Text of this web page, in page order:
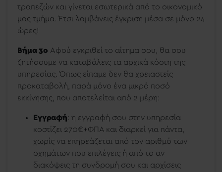
τραπεζών και γίνεται εσωτερικά από το οικονομικό
μας τμήμα. Έτσι λαμβάνεις έγκριση μέσα σε μόνο 24
ώρες!
Βήμα 3ο Αφού εγκριθεί το αίτημα σου, θα σου
ζητήσουμε να καταβάλεις τα αρχικά κόστη της
υπηρεσίας. Όπως είπαμε δεν θα χρειαστείς
προκαταβολή, παρά μόνο ένα μικρό ποσό
εκκίνησης, που αποτελείται από 2 μέρη:
Εγγραφή: η εγγραφή σου στην υπηρεσία
κοστίζει 270€+ΦΠΑ και διαρκεί για πάντα,
χωρίς να επηρεάζεται από τον αριθμό των
οχημάτων που επιλέγεις ή από το αν
διακόψεις τη συνδρομή σου και αρχίσεις